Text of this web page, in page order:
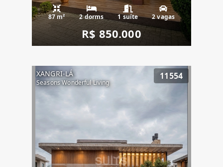
87 m² 2 dorms 1 suíte 2 vagas
R$ 850.000
XANGRI-LÁ
Seasons Wonderful Living
11554